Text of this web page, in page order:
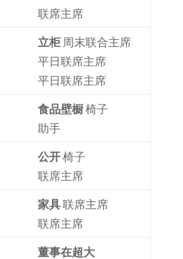
联席主席
立柜周末联合主席
平日联席主席
平日联席主席
食品壁橱椅子
助手
公开椅子
联席主席
家具联席主席
联席主席
董事在超大